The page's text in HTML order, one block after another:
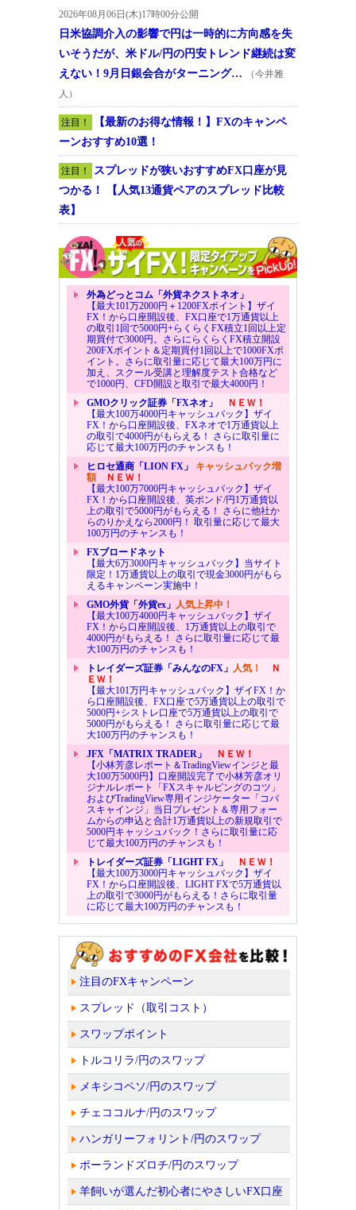
2026年08月06日(木)17時00分公開
日米協調介入の影響で円は一時的に方向感を失
いそうだが、米ドル/円の円安トレンド継続は変
えない！9月日銀会合がターニング…
（今井雅
人）
注目！
【最新のお得な情報！】FXのキャンペ
ーンおすすめ10選！
注目！
スプレッドが狭いおすすめFX口座が見
つかる！ 【人気13通貨ペアのスプレッド比較
表】
外為どっとコム「外貨ネクストネオ」
【最大101万2000円＋1200FXポイント】ザイ
FX！から口座開設後、FX口座で1万通貨以上
の取引1回で5000円+らくらくFX積立1回以上定
期買付で3000円。さらにらくらくFX積立開設
200FXポイント＆定期買付1回以上で1000FXポ
イント。さらに取引量に応じて最大100万円に
加え、スクール受講と理解度テスト合格など
で1000円、CFD開設と取引で最大4000円！
GMOクリック証券「FXネオ」
ＮＥＷ！
【最大100万4000円キャッシュバック】ザイ
FX！から口座開設後、FXネオで1万通貨以上
の取引で4000円がもらえる！ さらに取引量に
応じて最大100万円のチャンスも！
ヒロセ通商「LION FX」 キャッシュバック増
額ＮＥＷ！
【最大100万7000円キャッシュバック】ザイ
FX！から口座開設後、英ポンド/円1万通貨以
上の取引で5000円がもらえる！ さらに他社か
らのりかえなら2000円！ 取引量に応じて最大
100万円のチャンスも！
FXブロードネット
【最大6万3000円キャッシュバック】当サイト
限定！1万通貨以上の取引で現金3000円がもら
えるキャンペーン実施中！
GMO外貨「外貨ex」 人気上昇中！
【最大100万4000円キャッシュバック】ザイ
FX！から口座開設後、1万通貨以上の取引で
4000円がもらえる！ さらに取引量に応じて最
大100万円のチャンスも！
トレイダーズ証券「みんなのFX」 人気！
Ｎ
ＥＷ！
【最大101万円キャッシュバック】ザイFX！か
ら口座開設後、FX口座で5万通貨以上の取引で
5000円+シストレ口座で5万通貨以上の取引で
5000円がもらえる！ さらに取引量に応じて最
大100万円のチャンスも！
JFX「MATRIX TRADER」
ＮＥＷ！
【小林芳彦レポート＆TradingViewインジと最
大100万5000円】口座開設完了で小林芳彦オリ
ジナルレポート「FXスキャルピングのコツ」
およびTradingView専用インジケーター「コバ
スキャインジ」当日プレゼント＆専用フォー
ムからの申込と合計1万通貨以上の新規取引で
5000円キャッシュバック！さらに取引量に応
じて最大100万円のチャンスも！
トレイダーズ証券「LIGHT FX」
ＮＥＷ！
【最大100万3000円キャッシュバック】ザイ
FX！から口座開設後、LIGHT FXで5万通貨以
上の取引で3000円がもらえる！さらに取引量
に応じて最大100万円のチャンスも！
注目のFXキャンペーン
スプレッド（取引コスト）
スワップポイント
トルコリラ/円のスワップ
メキシコペソ/円のスワップ
チェココルナ/円のスワップ
ハンガリーフォリント/円のスワップ
ポーランドズロチ/円のスワップ
羊飼いが選んだ初心者にやさしいFX口座